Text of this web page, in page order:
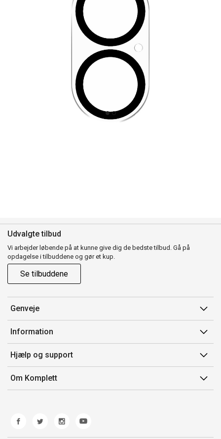
Udvalgte tilbud
Vi arbejder løbende på at kunne give dig de bedste tilbud. Gå på
opdagelse i tilbuddene og gør et kup.
Se tilbuddene
Genveje
Min side
Ordrehistorik
Gavekort
Information
Salgsbetingelser
Mærker/producent
Fortrydelsesret
Hjælp og support
Kontakt os
Kundeservice
Fejl/Mangler
Fragt og levering
Om Komplett